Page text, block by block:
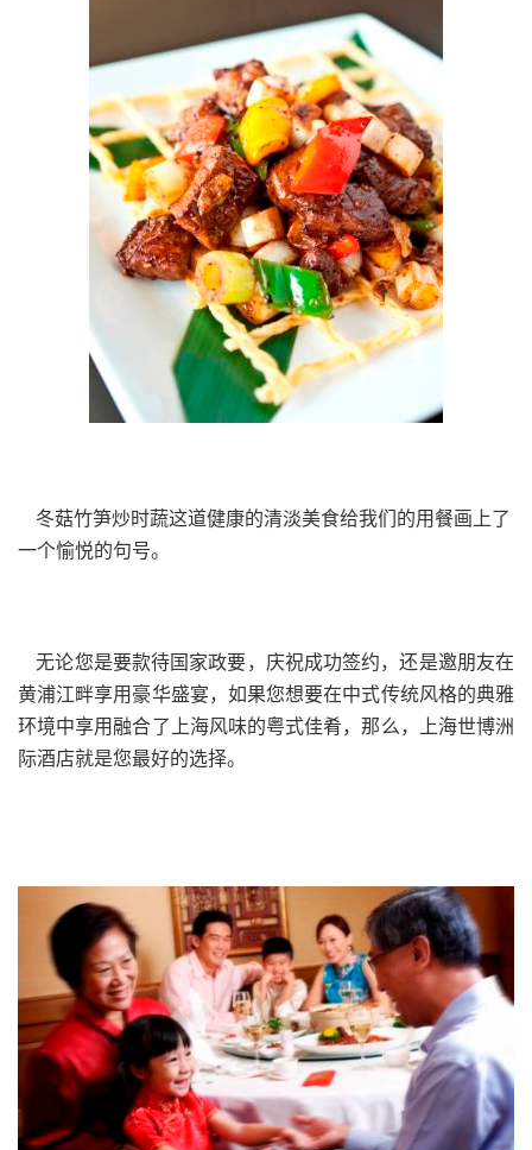
冬菇竹笋炒时蔬这道健康的清淡美食给我们的用餐画上了
一个愉悦的句号。
无论您是要款待国家政要，庆祝成功签约，还是邀朋友在
黄浦江畔享用豪华盛宴，如果您想要在中式传统风格的典雅
环境中享用融合了上海风味的粤式佳肴，那么，上海世博洲
际酒店就是您最好的选择。